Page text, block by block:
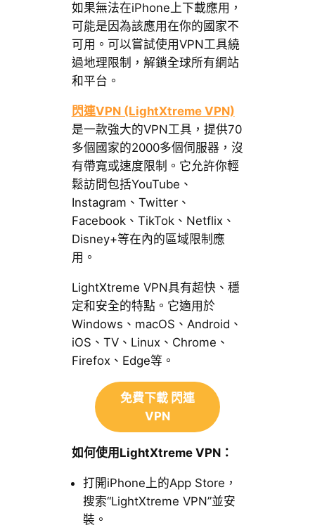
如果無法在iPhone上下載應用，
可能是因為該應用在你的國家不
可用。可以嘗試使用VPN工具繞
過地理限制，解鎖全球所有網站
和平台。
閃連VPN (LightXtreme VPN)
是一款強大的VPN工具，提供70
多個國家的2000多個伺服器，沒
有帶寬或速度限制。它允許你輕
鬆訪問包括YouTube、
Instagram、Twitter、
Facebook、TikTok、Netflix、
Disney+等在內的區域限制應
用。
LightXtreme VPN具有超快、穩
定和安全的特點。它適用於
Windows、macOS、Android、
iOS、TV、Linux、Chrome、
Firefox、Edge等。
免費下載 閃連
VPN
如何使用LightXtreme VPN：
打開iPhone上的App Store，
搜索“LightXtreme VPN”並安
裝。